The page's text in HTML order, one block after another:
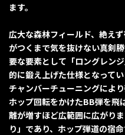
ます。
広大な森林フィールド、絶え
がつくまで気を抜けない真剣
要な要素として「ロングレン
的に鍛え上げた仕様となってい
チャンバーチューニングによ
ホップ回転をかけたBB弾を飛
離が増すほど広範囲に広がり
り」であり、ホップ弾道の宿